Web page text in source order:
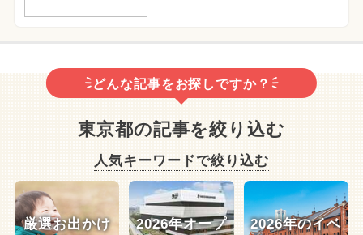
どんな記事をお探しですか？
東京都の記事を絞り込む
人気キーワードで絞り込む
厳選お出かけ
2026年オープ
2026年のイベ